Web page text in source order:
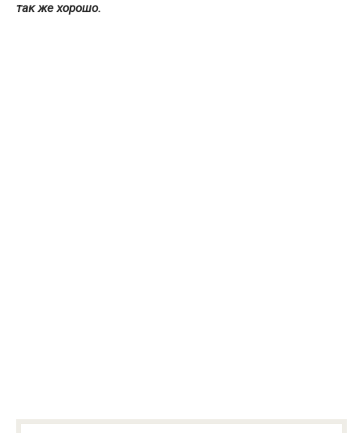
так же хорошо.